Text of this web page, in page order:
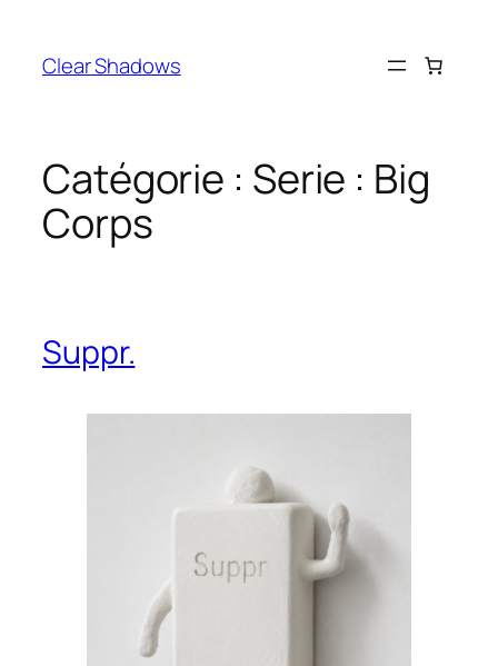
contenu
Clear Shadows
Catégorie : Serie : Big
Corps
Suppr.